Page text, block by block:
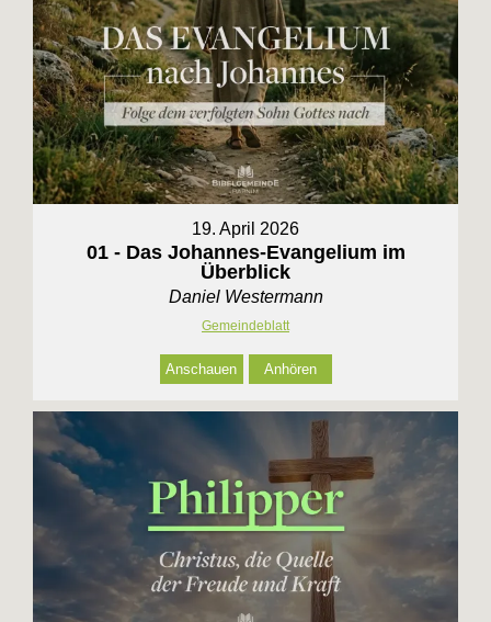
19. April 2026
01 - Das Johannes-Evangelium im
Überblick
Daniel Westermann
Gemeindeblatt
Anschauen Anhören